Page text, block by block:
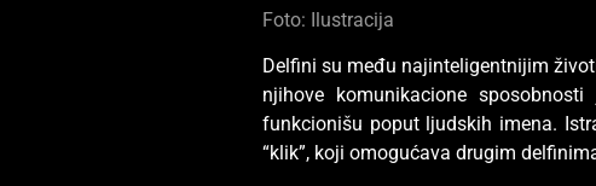
Foto: Ilustracija
Delfini su među najinteligentnijim
njihove komunikacione
funkcionišu poput ljudskih imena.
“klik”, koji omogućava drugim